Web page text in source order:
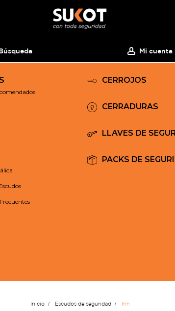
Mi cuenta
CERROJOS
CERRADURAS
LLAVES DE
PACKS DE
Inicio Escudos de seguridad Inn